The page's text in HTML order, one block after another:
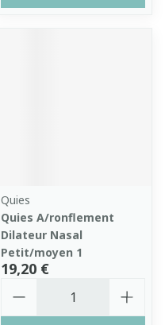
Quies
Quies A/ronflement
Dilateur Nasal
Petit/moyen 1
19,20 €